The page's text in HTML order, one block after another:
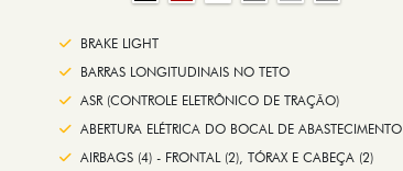
BRAKE LIGHT
BARRAS LONGITUDINAIS NO TETO
ASR (CONTROLE ELETRÔNICO DE TRAÇÃO)
ABERTURA ELÉTRICA DO BOCAL DE ABASTECIMENTO
AIRBAGS (4) - FRONTAL (2), TÓRAX E CABEÇA (2)